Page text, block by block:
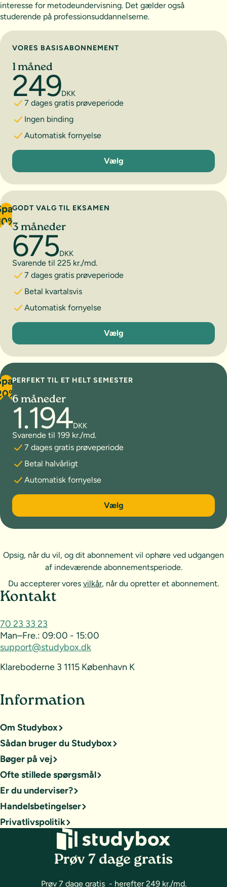
interesse for metodeundervisning. Det gælder også
studerende på professionsuddannelserne.
Vælg abonnement
VORES BASISABONNEMENT
1 måned
249DKK
7 dages gratis prøveperiode
Ingen binding
Automatisk fornyelse
1 måned
Vælg
GODT VALG TIL EKSAMEN
3 måneder
675DKK
Svarende til 225 kr./md.
7 dages gratis prøveperiode
Betal kvartalsvis
Automatisk fornyelse
3 måneder
Vælg
PERFEKT TIL ET HELT SEMESTER
6 måneder
1.194DKK
Svarende til 199 kr./md.
7 dages gratis prøveperiode
Betal halvårligt
Automatisk fornyelse
6 måneder
Vælg
Opsig, når du vil, og dit abonnement vil ophøre ved udgangen
af indeværende abonnementsperiode.
Du accepterer vores vilkår, når du opretter et abonnement.
Sideoversigt og kontakt
Kontakt
70 23 33 23
Man–Fre.: 09:00 - 15:00
support@studybox.dk
Klareboderne 3 1115 København K
Information
Om Studybox
Sådan bruger du Studybox
Bøger på vej
Ofte stillede spørgsmål
Er du underviser?
Handelsbetingelser
Privatlivspolitik
Prøv 7 dage gratis
Prøv 7 dage gratis - herefter 249 kr./md.